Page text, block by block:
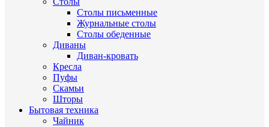
Столы письменные
Журнальные cтолы
Столы обеденные
Диваны
Диван-кровать
Кресла
Пуфы
Скамьи
Шторы
Бытовая техника
Чайник